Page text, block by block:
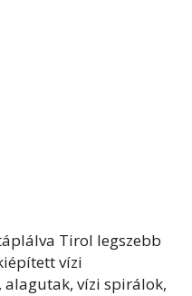
Tirol legszebb
vízi
alagutak, vízi spirálok,